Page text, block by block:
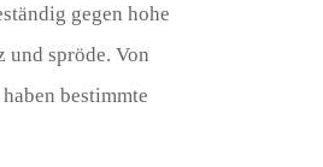
gegen hohe
spröde. Von
bestimmte